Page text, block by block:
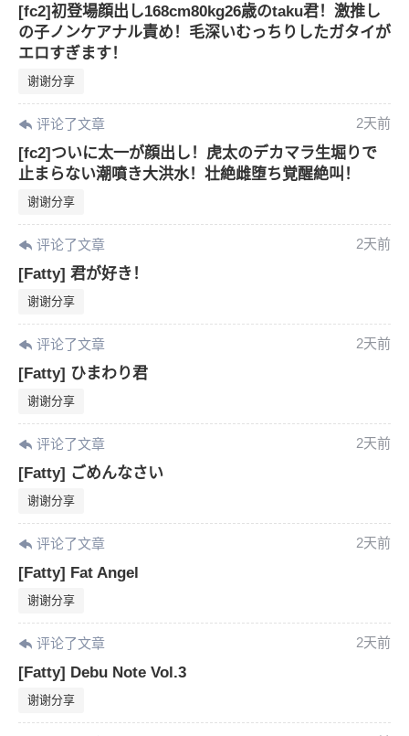
[fc2]初登場顔出し168cm80kg26歳のtaku君！激推し
の子ノンケアナル責め！毛深いむっちりしたガタイが
エロすぎます！
谢谢分享
评论了文章 2天前
[fc2]ついに太一が顔出し！虎太のデカマラ生堀りで
止まらない潮噴き大洪水！壮絶雌堕ち覚醒絶叫！
谢谢分享
评论了文章 2天前
[Fatty] 君が好き！
谢谢分享
评论了文章 2天前
[Fatty] ひまわり君
谢谢分享
评论了文章 2天前
[Fatty] ごめんなさい
谢谢分享
评论了文章 2天前
[Fatty] Fat Angel
谢谢分享
评论了文章 2天前
[Fatty] Debu Note Vol.3
谢谢分享